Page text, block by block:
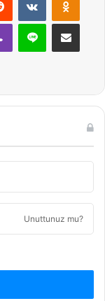
Viber Line E-Posta ile
Unuttunuz mu?